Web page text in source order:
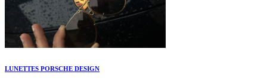
LUNETTES PORSCHE DESIGN